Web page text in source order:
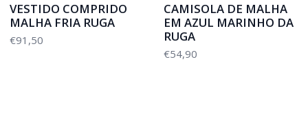
VESTIDO COMPRIDO
MALHA FRIA RUGA
€91,50
CAMISOLA DE MALHA
EM AZUL MARINHO DA
RUGA
€54,90